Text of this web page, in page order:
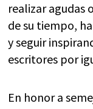
realizar agudas
de su tiempo,
y seguir
escritores por
En honor a